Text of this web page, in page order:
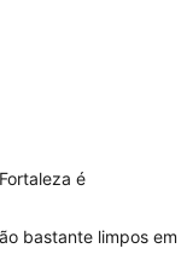
é
bastante limpos em